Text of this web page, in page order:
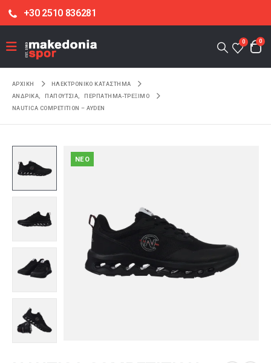
+30 2510 836281
0 0
ΑΡΧΙΚΉ
ΗΛΕΚΤΡΟΝΙΚΌ ΚΑΤΆΣΤΗΜΑ
ΑΝΔΡΙΚΑ
ΠΑΠΟΥΤΣΙΑ
ΠΕΡΠΑΤΗΜΑ-ΤΡΕΞΙΜΟ
NAUTICA COMPETITION – AYDEN
NEO